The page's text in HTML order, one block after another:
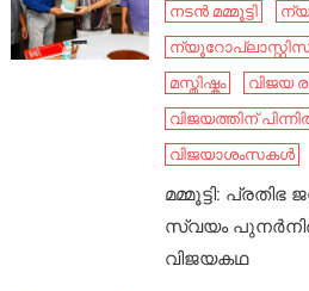
നടൻ മമ്മൂട്ടി
മസ്തിഷ്കം
വിജയ
വിജയത്തിന്
വിജയാശംസകൾ
മമ്മൂട്ടി:
സ്വയം
വിജയകഥ